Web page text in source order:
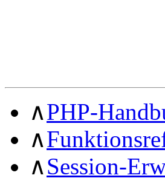
∧PHP-
∧
∧Session-